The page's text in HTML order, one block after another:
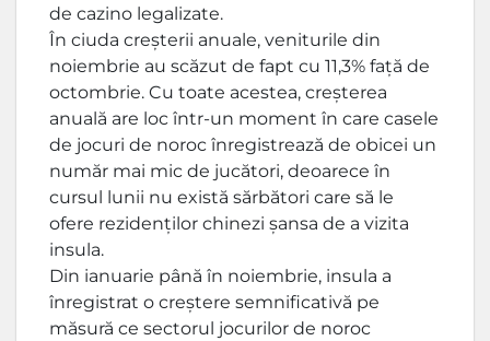
de cazino legalizate.
În ciuda creșterii anuale, veniturile din
noiembrie au scăzut de fapt cu 11,3% față de
octombrie. Cu toate acestea, creșterea
anuală are loc într-un moment în care casele
de jocuri de noroc înregistrează de obicei un
număr mai mic de jucători, deoarece în
cursul lunii nu există sărbători care să le
ofere rezidenților chinezi șansa de a vizita
insula.
Din ianuarie până în noiembrie, insula a
înregistrat o creștere semnificativă pe
măsură ce sectorul jocurilor de noroc